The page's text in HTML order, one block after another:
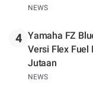
NEWS
4 Yamaha FZ
Versi Flex Fuel
Jutaan
NEWS